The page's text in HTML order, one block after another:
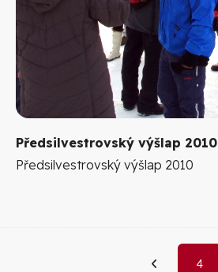
Předsilvestrovský výšlap 2010
Předsilvestrovský výšlap 2010
4